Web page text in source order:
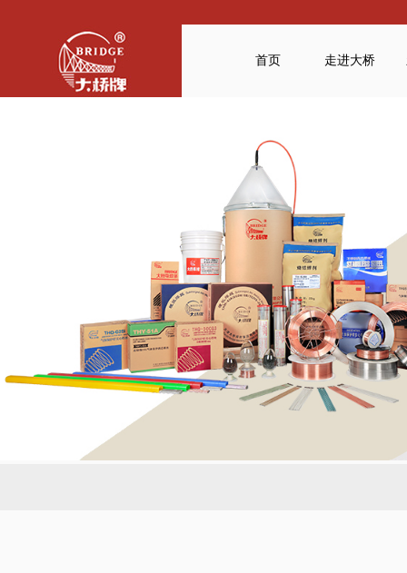
首页 走进大桥